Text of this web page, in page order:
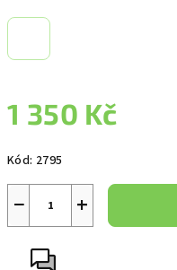
1 350 Kč
cena:
Kód: 2795
+
−